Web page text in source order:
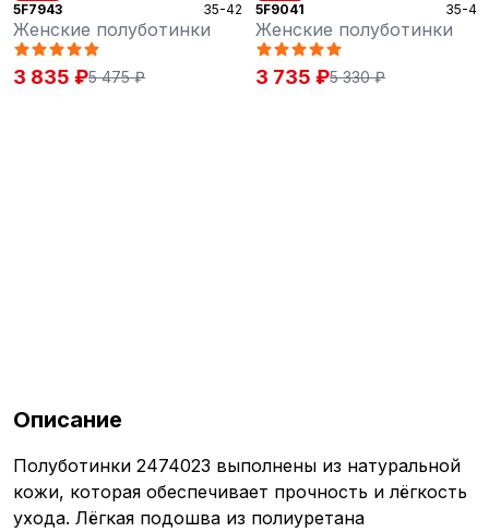
5F7943
35-42
Женские полуботинки
3 835 ₽5 475 ₽
5F9041
35-42
Женские полуботинки
3 735 ₽5 330 ₽
Описание
Полуботинки 2474023 выполнены из натуральной
кожи, которая обеспечивает прочность и лёгкость
ухода. Лёгкая подошва из полиуретана